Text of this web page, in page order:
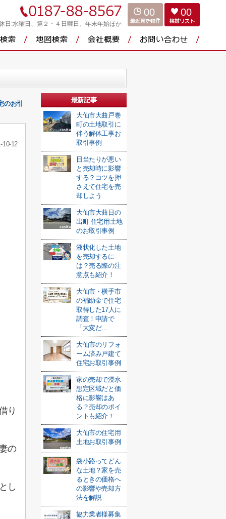
日:水曜日、第２・４日曜日、年末年始ほか
00 00
のお引
10-12
り
の
し
最新記事
大仙市大曲戸巻
町の土地取引に
伴う解体工事お
取引事例
日当たりが悪い
と売却時に影響
する？コツを押
さえて住宅を売
却しよう
大仙市大曲日の
出町 住宅用土地
のお取引事例
液状化した土地
を売却するに
は？売る際の注
意点も紹介！
大仙市・横手市
の補助金で住宅
取得した17人に
調査！申請で
「大変だ...
大仙市のリフォ
ーム済み戸建て
住宅お取引事例
家の売却で浸水
想定区域だと価
格に影響はあ
る？売却のポイ
ントも紹介！
大仙市の住宅用
土地お取引事例
袋小路ってどん
な土地？家を売
るときの価格へ
の影響や売却方
法を解説
協力業者様募集